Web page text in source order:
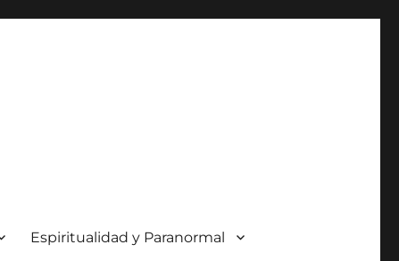
Espiritualidad y Paranormal